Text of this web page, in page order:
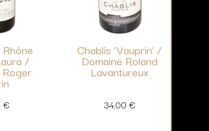
/
€
Chablis ‘Vauprin’ /
Domaine Roland
Lavantureux
34,00 €